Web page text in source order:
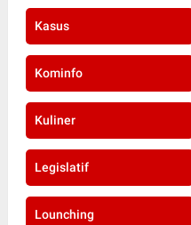
Kasus
Kominfo
Kuliner
Legislatif
Lounching